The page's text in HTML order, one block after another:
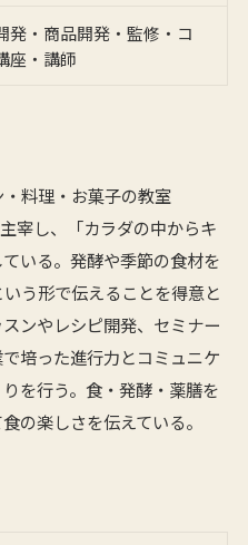
発・商品開発・監修・コ
座・講師
料理・お菓子の教室
宰し、「カラダの中からキ
いる。発酵や季節の食材を
う形で伝えることを得意と
ンやレシピ開発、セミナー
培った進行力とコミュニケ
を行う。食・発酵・薬膳を
の楽しさを伝えている。